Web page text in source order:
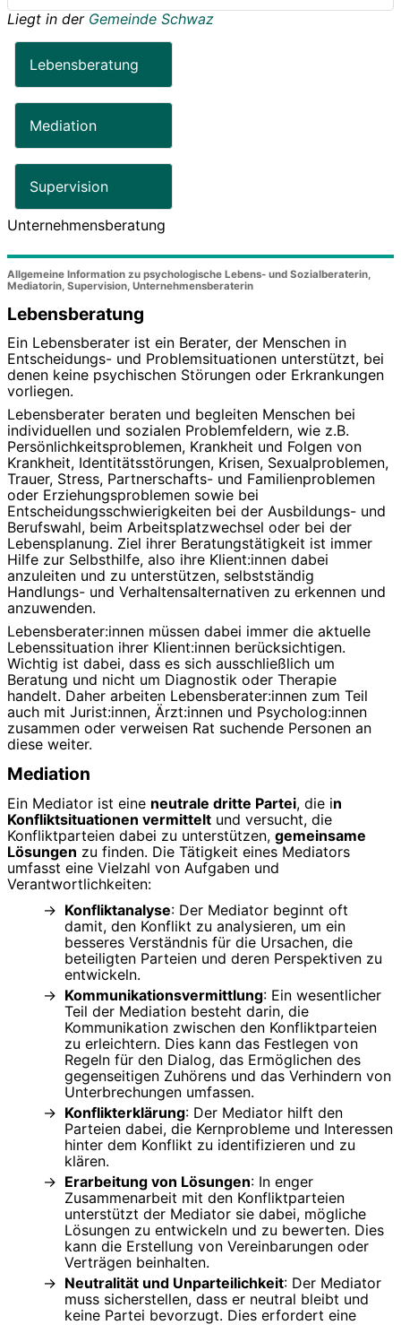
Liegt in der Gemeinde Schwaz
Lebensberatung
Mediation
Supervision
Unternehmensberatung
Allgemeine Information zu psychologische Lebens- und Sozialberaterin,
Mediatorin, Supervision, Unternehmensberaterin
Lebensberatung
Ein Lebensberater ist ein Berater, der Menschen in
Entscheidungs- und Problemsituationen unterstützt, bei
denen keine psychischen Störungen oder Erkrankungen
vorliegen.
Lebensberater beraten und begleiten Menschen bei
individuellen und sozialen Problemfeldern, wie z.B.
Persönlichkeitsproblemen, Krankheit und Folgen von
Krankheit, Identitätsstörungen, Krisen, Sexualproblemen,
Trauer, Stress, Partnerschafts- und Familienproblemen
oder Erziehungsproblemen sowie bei
Entscheidungsschwierigkeiten bei der Ausbildungs- und
Berufswahl, beim Arbeitsplatzwechsel oder bei der
Lebensplanung. Ziel ihrer Beratungstätigkeit ist immer
Hilfe zur Selbsthilfe, also ihre Klient:innen dabei
anzuleiten und zu unterstützen, selbstständig
Handlungs- und Verhaltensalternativen zu erkennen und
anzuwenden.
Lebensberater:innen müssen dabei immer die aktuelle
Lebenssituation ihrer Klient:innen berücksichtigen.
Wichtig ist dabei, dass es sich ausschließlich um
Beratung und nicht um Diagnostik oder Therapie
handelt. Daher arbeiten Lebensberater:innen zum Teil
auch mit Jurist:innen, Ärzt:innen und Psycholog:innen
zusammen oder verweisen Rat suchende Personen an
diese weiter.
Mediation
Ein Mediator ist eine neutrale dritte Partei, die in
Konfliktsituationen vermittelt und versucht, die
Konfliktparteien dabei zu unterstützen, gemeinsame
Lösungen zu finden. Die Tätigkeit eines Mediators
umfasst eine Vielzahl von Aufgaben und
Verantwortlichkeiten:
Konfliktanalyse: Der Mediator beginnt oft
damit, den Konflikt zu analysieren, um ein
besseres Verständnis für die Ursachen, die
beteiligten Parteien und deren Perspektiven zu
entwickeln.
Kommunikationsvermittlung: Ein wesentlicher
Teil der Mediation besteht darin, die
Kommunikation zwischen den Konfliktparteien
zu erleichtern. Dies kann das Festlegen von
Regeln für den Dialog, das Ermöglichen des
gegenseitigen Zuhörens und das Verhindern von
Unterbrechungen umfassen.
Konflikterklärung: Der Mediator hilft den
Parteien dabei, die Kernprobleme und Interessen
hinter dem Konflikt zu identifizieren und zu
klären.
Erarbeitung von Lösungen: In enger
Zusammenarbeit mit den Konfliktparteien
unterstützt der Mediator sie dabei, mögliche
Lösungen zu entwickeln und zu bewerten. Dies
kann die Erstellung von Vereinbarungen oder
Verträgen beinhalten.
Neutralität und Unparteilichkeit: Der Mediator
muss sicherstellen, dass er neutral bleibt und
keine Partei bevorzugt. Dies erfordert eine